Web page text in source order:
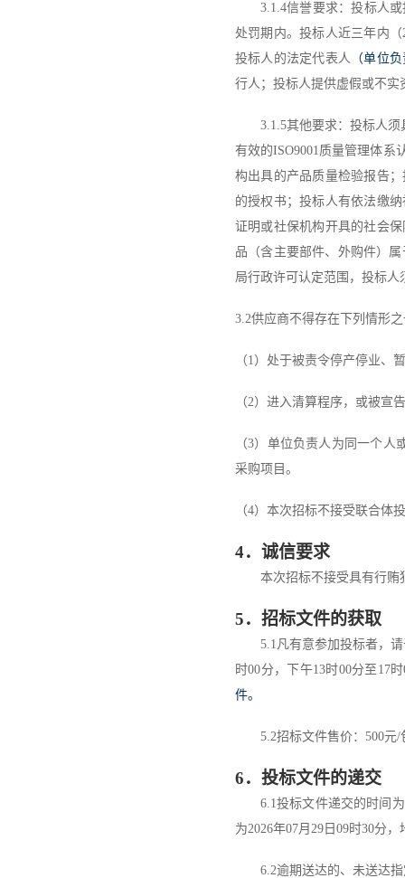
3.1.4信誉要求：投标人
处罚期内。投标人近三年内（
投标人 的法定代表人 （单位
行人； 投标人提供虚假或不实
3.1.5其他要求：投标人须
有效的ISO9001质量管理体系
构出具的产品质量检验报告
的授权书； 投标人有依法缴
证明或社保机构开具的社会
品 （含主要部件、外购件） 属
局行政许可认定范围，投标人
3.2供应商不得存在下列情形
（1）处于被责令停产停业、
（2）进入清算程序，或被宣
（3）单位负责人为同一个人
采购项目。
（4）本次招标不接受联合体
4．诚信要求
本次招标不接受具有行贿
5． 招标文件的获取
5.1凡有意参加投标者，
时00分，下午13时00分至 17时
件。
5.2招标文件售价： 500元/
6． 投标文件的递交
6.1投标文件递交的时间为
为2026年07月 29 日 09时30分 ，
6.2逾期送达的、未送达